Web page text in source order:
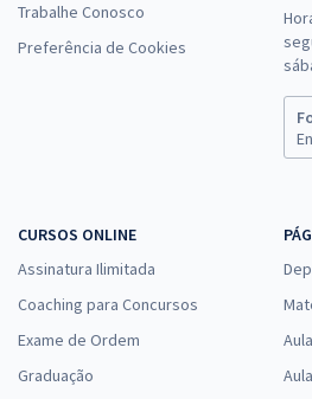
Trabalhe Conosco
Preferência de Cookies
CURSOS ONLINE
Assinatura Ilimitada
Coaching para Concursos
Exame de Ordem
Graduação